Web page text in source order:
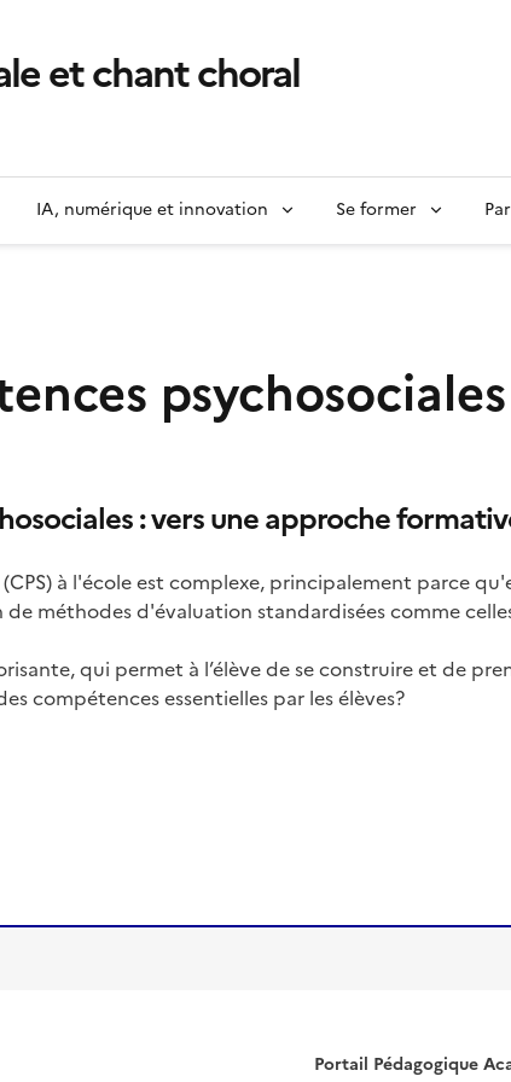
et chant choral
IA, numérique et innovation Se former
: vers une approche
à l'école est complexe, principalement parce
méthodes d'évaluation standardisées comme
qui permet à l’élève de se construire et de
compétences essentielles par les élèves?
Portail Pédagogique